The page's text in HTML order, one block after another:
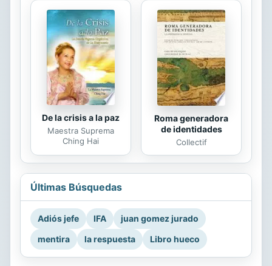
De la crisis a la paz
Maestra Suprema
Ching Hai
Roma generadora
de identidades
Collectif
Últimas Búsquedas
Adiós jefe IFA
juan gomez jurado
mentira
la respuesta Libro hueco